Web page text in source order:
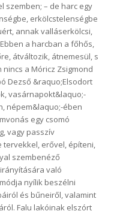
szemben; – de harc egy
erkölcstelenségbe
annak valláserkölcsi,
a harcban a főhős,
átváltozik, átnemesül, s
a Móricz Zsigmond
Dezső &raquo;Elsodort
vasárnapokt&laquo;-
népem&laquo;-ében
egy csomó
vagy passzív
tervekkel, erővel, építeni,
szembenéző
való
nyílik beszélni
és bűneiről, valamint
Falu lakóinak elszórt